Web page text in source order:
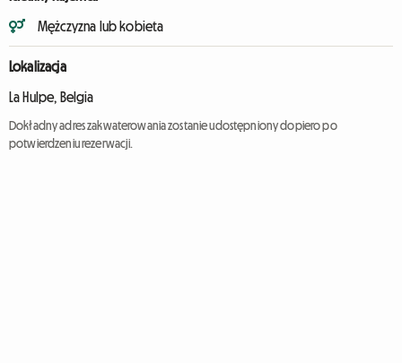
Mężczyzna lub kobieta
Lokalizacja
La Hulpe, Belgia
Dokładny adres zakwaterowania zostanie udostępniony dopiero po
potwierdzeniu rezerwacji.